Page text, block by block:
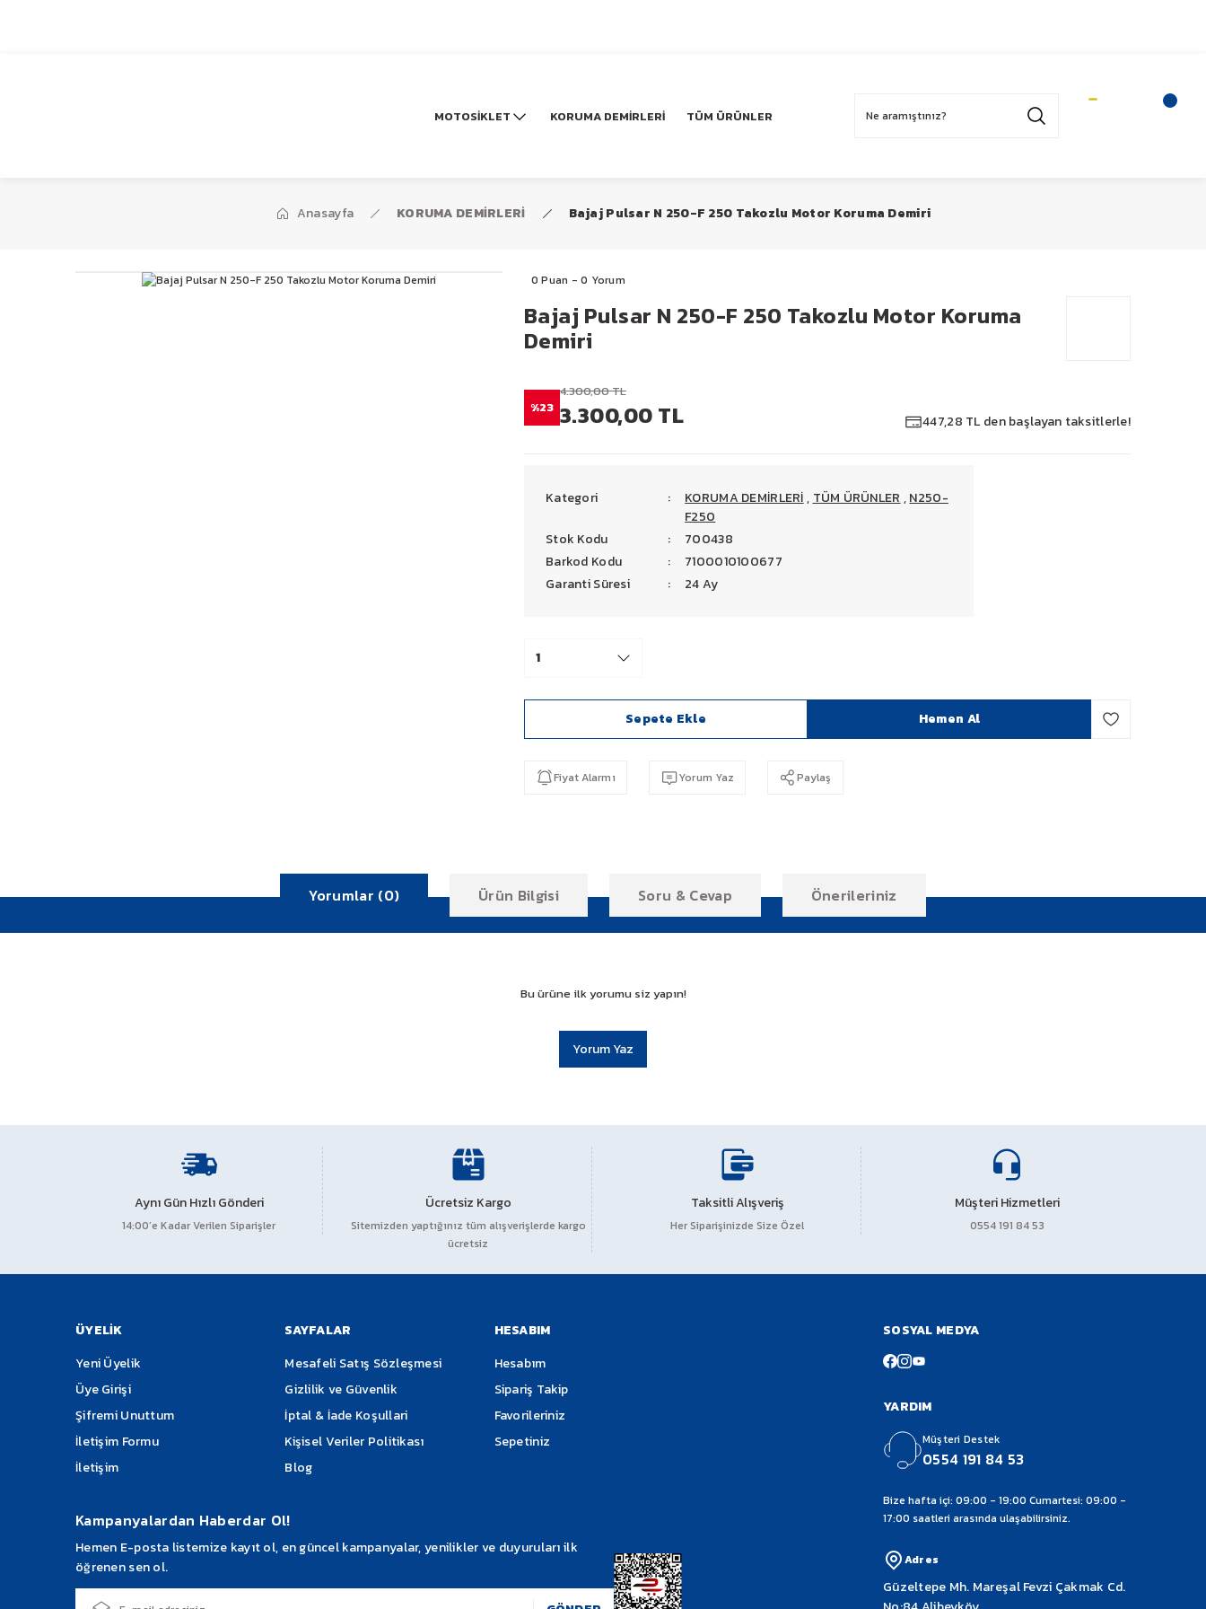
MOTOSİKLET KORUMA DEMİRLERİ TÜM ÜRÜNLER
Anasayfa KORUMA DEMİRLERİ Bajaj Pulsar N 250-F 250 Takozlu Motor Koruma Demiri
0 Puan - 0 Yorum
Bajaj Pulsar N 250-F 250 Takozlu Motor Koruma
Demiri
%23
4.300,00 TL
3.300,00 TL 447,28 TL den başlayan taksitlerle!
Kategori KORUMA DEMİRLERİ, TÜM ÜRÜNLER ,N250-
F250
Stok Kodu
700438
Barkod Kodu
7100010100677
Garanti Süresi
24 Ay
Sepete Ekle Hemen Al
Fiyat Alarmı Yorum Yaz Paylaş
Yorumlar (0) Ürün Bilgisi Soru & Cevap Önerileriniz
Bu ürüne ilk yorumu siz yapın!
Yorum Yaz
BAJAJ PULSAR N 250 TAKOZLU MOTOR KORUMA DEMİRİ
BAJAJ PULSAR F 250 TAKOZLU MOTOR KORUMA DEMİRİ
ŞİMDİ TANITIM FİYATIYLA...
YBS=TASARIMI
YBS=GARANTİSİ
Ürün hakkında henüz soru sorulmamış.
Soru Sor
Bu ürünün fiyat bilgisi, resim, ürün açıklamalarında ve diğer konularda yetersiz gördüğünüz noktaları öneri formunu kullanarak tarafımıza iletebilirsiniz.
Ürün resmi kalitesiz, bozuk veya görüntülenemiyor.
Bu ürüne benzer farklı alternatifler olmalı.
Aynı Gün Hızlı Gönderi
14:00’e Kadar Verilen Siparişler
Ücretsiz Kargo
Sitemizden yaptığınız tüm alışverişlerde kargo
ücretsiz
Taksitli Alışveriş
Her Siparişinizde Size Özel
Müşteri Hizmetleri
0554 191 84 53
ÜYELİK
Yeni Üyelik
Üye Girişi
Şifremi Unuttum
İletişim Formu
İletişim
SAYFALAR
Mesafeli Satış Sözleşmesi
Gizlilik ve Güvenlik
İptal & İade Koşullari
Kişisel Veriler Politikası
Blog
HESABIM
Hesabım
Sipariş Takip
Favorileriniz
Sepetiniz
Kampanyalardan Haberdar Ol!
Hemen E-posta listemize kayıt ol, en güncel kampanyalar, yenilikler ve duyuruları ilk
öğrenen sen ol.
SOSYAL MEDYA
YARDIM
Müşteri Destek
0554 191 84 53
Bize hafta içi: 09:00 - 19:00 Cumartesi: 09:00 -
17:00 saatleri arasında ulaşabilirsiniz.
Adres
Güzeltepe Mh. Mareşal Fevzi Çakmak Cd.